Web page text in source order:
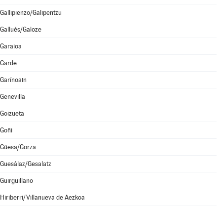
Gallipienzo/Galipentzu
Gallués/Galoze
Garaioa
Garde
Garínoain
Genevilla
Goizueta
Goñi
Güesa/Gorza
Guesálaz/Gesalatz
Guirguillano
Hiriberri/Villanueva de Aezkoa